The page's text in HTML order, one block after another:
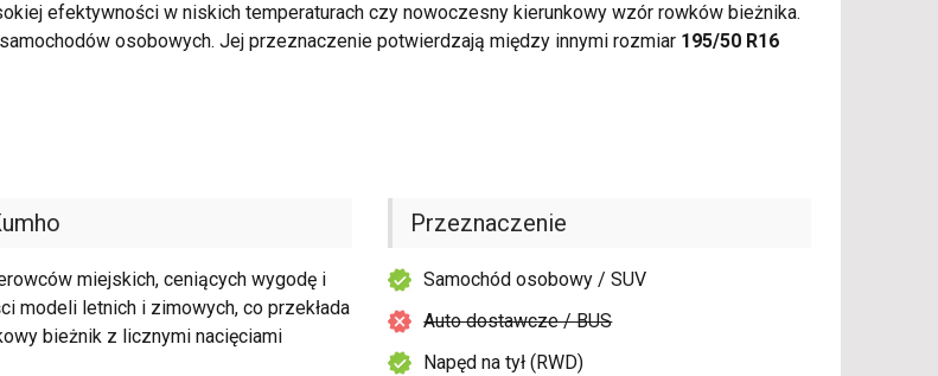
efektywności w niskich temperaturach czy nowoczesny kierunkowy wzór rowków bieżnika.
osobowych. Jej przeznaczenie potwierdzają między innymi rozmiar 195/50 R16
miejskich, ceniących wygodę i
modeli letnich i zimowych, co przekłada
bieżnik z licznymi nacięciami
Przeznaczenie
Samochód osobowy / SUV
Auto dostawcze / BUS
Napęd na tył (RWD)